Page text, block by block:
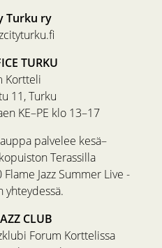
Turku ry
TURKU
Kortteli
11, Turku
KE–PE klo 13–17
palvelee kesä–
Terassilla
Jazz Summer Live -
yhteydessä.
CLUB
Forum Korttelissa